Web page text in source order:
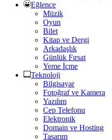
Eğlence
Müzik
Oyun
Bilet
Kitap ve Dergi
Arkadaşlık
Günlük Fırsat
Yeme İçme
Teknoloji
Bilgisayar
Fotoğraf ve Kamera
Yazılım
Cep Telefonu
Elektronik
Domain ve Hosting
Tasarım